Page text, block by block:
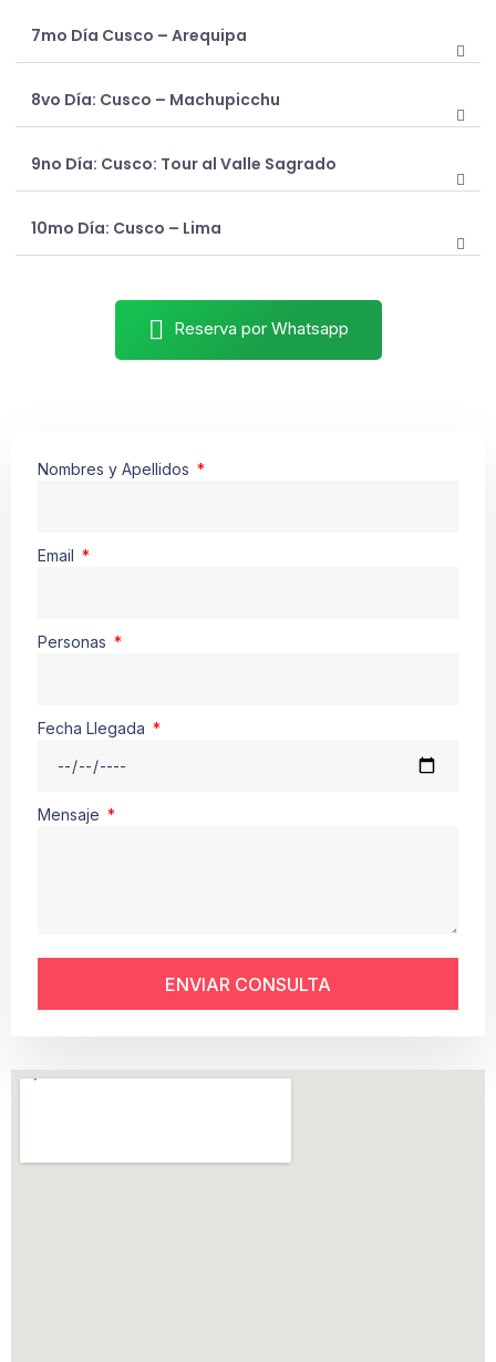
7mo Día Cusco – Arequipa
8vo Día: Cusco – Machupicchu
9no Día: Cusco: Tour al Valle Sagrado
10mo Día: Cusco – Lima
Reserva por Whatsapp
Nombres y Apellidos
Email
Personas
Fecha Llegada
Mensaje
ENVIAR CONSULTA